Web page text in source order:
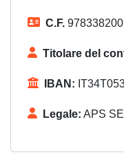
C.F.
Titolare del
IBAN:
Legale: APS